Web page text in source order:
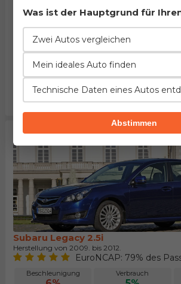
Beschleunigung
1%
besser
Verbrauch
9%
weniger
Länge
1%
mehr
Leergewicht
12%
weniger
Kofferraum
7%
größer
Maximalgepäck
7%
größer
Subaru Legacy 2.5i
Herstellung von 2009. bis 2012.
EuroNCAP: 79% des
Beschleunigung Verbrauch
Was ist der Hauptgrund für
Zwei Autos vergleichen
Mein ideales Auto finden
Technische Daten eines Autos
Abstimmen